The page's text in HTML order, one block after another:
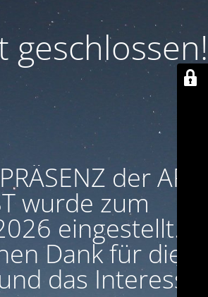
geschlossen!
der ARU
wurde zum
eingestellt.
Dank für die
das Interesse!